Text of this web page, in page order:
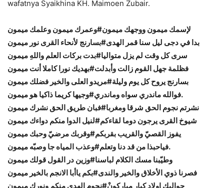
wafatnya Syaikhina KH. Maimoen Zubair.
لإسمك ميمون ووجهك ميمون#وعمرك ميمون وعلمك ميمون
بدا في دجى ليل سنا قمر الهدى#بسارنج لأنحاء القرى نور ميمون
سرى كل وقت لم يزل متواليا#بدت بركات العلم واللهِ ميمون
فظلمة جهل القوم زالت وأبدلت#بهديك نورا كاملا أنت ميمون
بسارنج يروح كل يوم وليلة#مريدو العلى والخير فضلك ميمون
فوالله ماندري سواه وماندري#وجيها كريما ذاكيا هو ميمون.
نشرتم نجوم الحق شرقا ومغربا#فبان طريق الحق نشرك ميمون
شيوخ القرى يرجون دوما لقاءكم#لنيل الدوا منكم دواءك ميمون
يفوز القصيّ والقريب بقربكم#وقربك مرضيّ وحبك ميمون
فياحبذا من قد دنا وتعلم#وعذب المياه جا وصبّه ميمون.
وطيّبنا مسك الكلام لباسنا#وزين در القول قولك ميمون
فصرنا ذوي الأخلاق والخير والندى#بكم ياأبا الانجم بالخير ميمون
حواليك اولاد كبار مباركونْ#نجوم الهدى منكم ونورك ميمون